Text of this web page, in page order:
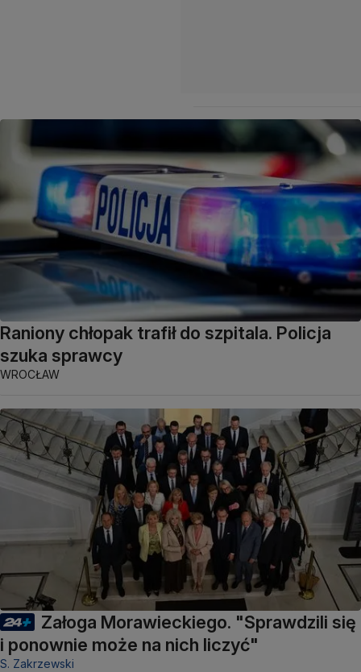
Raniony chłopak trafił do szpitala. Policja
szuka sprawcy
WROCŁAW
Załoga Morawieckiego. "Sprawdzili się
i ponownie może na nich liczyć"
S. Zakrzewski